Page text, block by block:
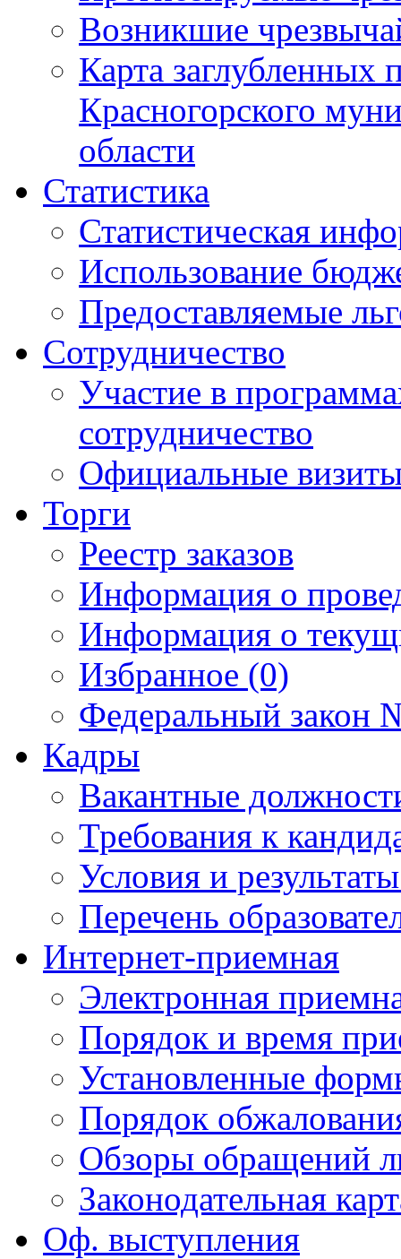
Возникшие
Карта
Красногорского
области
Статистика
Статистическая
Использование
Предоставляемые
Сотрудничество
Участие в
сотрудничество
Официальные
Торги
Реестр заказов
Информация о
Информация о
Избранное (0)
Федеральный закон
Кадры
Вакантные
Требования к
Условия и
Перечень
Интернет-приемная
Электронная
Порядок и время
Установленные
Порядок
Обзоры обращений
Законодательная
Оф. выступления